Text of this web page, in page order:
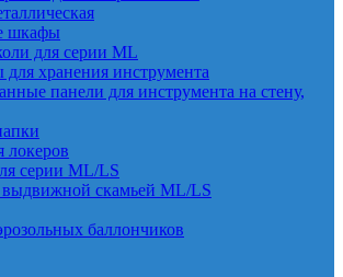
шкафы
для серии ML
для хранения инструмента
панели для инструмента на стену,
локеров
серии ML/LS
выдвижной скамьей ML/LS
баллончиков